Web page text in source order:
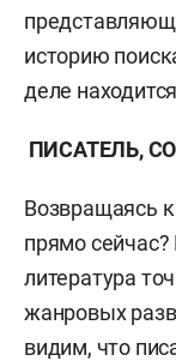
историю
деле
ПИСАТЕЛЬ,
Возвращаясь
прямо
литература
жанровых
видим, что